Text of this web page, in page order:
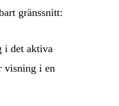
gränssnitt:
i det aktiva
visning i en